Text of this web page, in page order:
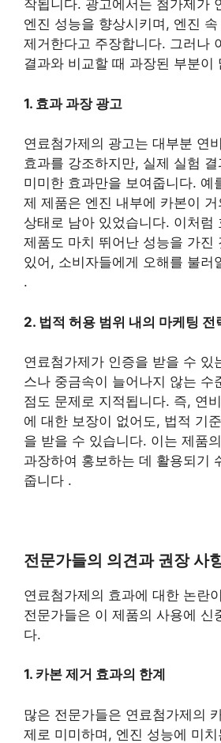
작됩니다. 광고에서는 첨가제가
엔진 성능을 향상시키며, 엔진
제거한다고 주장합니다. 그러나
결과와 비교할 때 과장된 부분이
1. 효과 과장 광고
연료첨가제의 광고는 대부분 연
효과를 강조하지만, 실제 실험
미미한 효과만을 보여줍니다. 예
제 제품은 엔진 내부에 카본이
상태로 남아 있었습니다. 이처럼
제품도 마치 뛰어난 성능을 가진
있어, 소비자들에게 오해를 불러
.
2. 법적 허용 범위 내의 마케팅 전
연료첨가제가 인증을 받을 수 있
스나 중금속이 늘어나지 않는 수
점도 문제로 지적됩니다. 즉, 연
에 대한 보장이 없어도, 법적 기
을 받을 수 있습니다. 이는 제품
과장하여 홍보하는 데 활용되기
줍니다 .
전문가들의 의견과 권장 사
연료첨가제의 효과에 대한 논란
전문가들은 이 제품의 사용에 신
다.
1. 카본 제거 효과의 한계
많은 전문가들은 연료첨가제의
제로 미미하며, 엔진 성능에 미